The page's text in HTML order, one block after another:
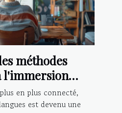
méthodes
l'immersion
une langue
en plus connecté,
est devenu une